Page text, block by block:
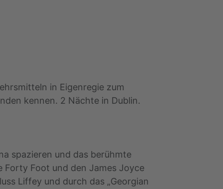
in Eigenregie zum
kennen. 2 Nächte in Dublin.
spazieren und das berühmte
Forty Foot und den James Joyce
Liffey und durch das „Georgian